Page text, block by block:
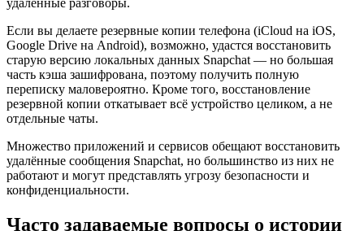
Если вы делаете резервные копии телефона (iCloud на iOS,
Google Drive на Android), возможно, удастся восстановить
старую версию локальных данных Snapchat — но большая
часть кэша зашифрована, поэтому получить полную
переписку маловероятно. Кроме того, восстановление
резервной копии откатывает всё устройство целиком, а не
отдельные чаты.
Множество приложений и сервисов обещают восстановить
удалённые сообщения Snapchat, но большинство из них не
работают и могут представлять угрозу безопасности и
конфиденциальности.
Часто задаваемые вопросы о истории